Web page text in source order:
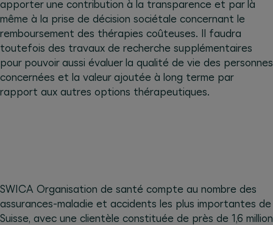
apporter une contribution à la transparence et par là
même à la prise de décision sociétale concernant le
remboursement des thérapies coûteuses. Il faudra
toutefois des travaux de recherche supplémentaires
pour pouvoir aussi évaluer la qualité de vie des personnes
concernées et la valeur ajoutée à long terme par
rapport aux autres options thérapeutiques.
SWICA Organisation de santé compte au nombre des
assurances-maladie et accidents les plus importantes de
Suisse, avec une clientèle constituée de près de 1,6 million